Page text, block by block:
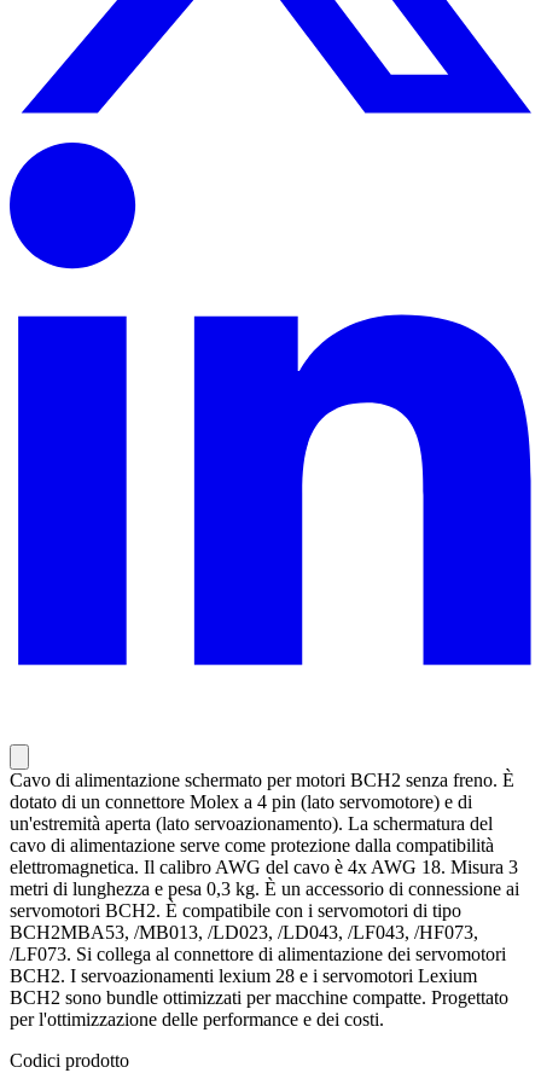
Cavo di alimentazione schermato per motori BCH2 senza freno. È
dotato di un connettore Molex a 4 pin (lato servomotore) e di
un'estremità aperta (lato servoazionamento). La schermatura del
cavo di alimentazione serve come protezione dalla compatibilità
elettromagnetica. Il calibro AWG del cavo è 4x AWG 18. Misura 3
metri di lunghezza e pesa 0,3 kg. È un accessorio di connessione ai
servomotori BCH2. È compatibile con i servomotori di tipo
BCH2MBA53, /MB013, /LD023, /LD043, /LF043, /HF073,
/LF073. Si collega al connettore di alimentazione dei servomotori
BCH2. I servoazionamenti lexium 28 e i servomotori Lexium
BCH2 sono bundle ottimizzati per macchine compatte. Progettato
per l'ottimizzazione delle performance e dei costi.
Codici prodotto